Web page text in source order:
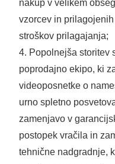
nakup v velikem
vzorcev in
stroškov prilagajanja;
4. Popolnejša storitev
poprodajno ekipo, ki
videoposnetke o
urno spletno
zamenjavo v
postopek vračila in
tehnične nadgradnje,